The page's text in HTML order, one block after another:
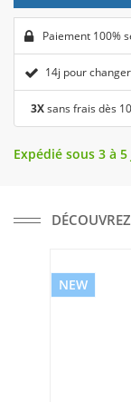
Paiement 100%
14j pour changer
3Xsans frais dès
Expédié sous 3 à 5
NEW